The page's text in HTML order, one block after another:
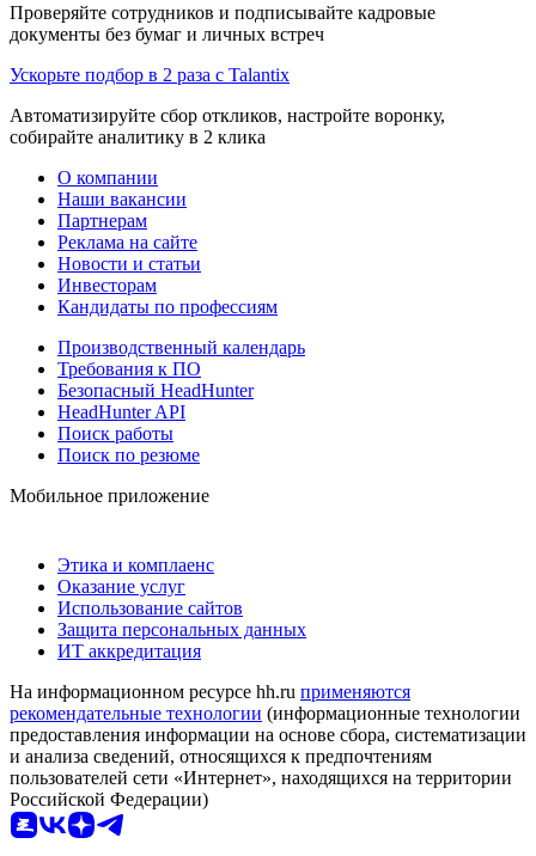
Проверяйте сотрудников и подписывайте кадровые
документы без бумаг и личных встреч
Ускорьте подбор в 2 раза с Talantix
Автоматизируйте сбор откликов, настройте воронку,
собирайте аналитику в 2 клика
О компании
Наши вакансии
Партнерам
Реклама на сайте
Новости и статьи
Инвесторам
Кандидаты по профессиям
Производственный календарь
Требования к ПО
Безопасный HeadHunter
HeadHunter API
Поиск работы
Поиск по резюме
Мобильное приложение
Этика и комплаенс
Оказание услуг
Использование сайтов
Защита персональных данных
ИТ аккредитация
На информационном ресурсе hh.ru применяются
рекомендательные технологии (информационные технологии
предоставления информации на основе сбора, систематизации
и анализа сведений, относящихся к предпочтениям
пользователей сети «Интернет», находящихся на территории
Российской Федерации)